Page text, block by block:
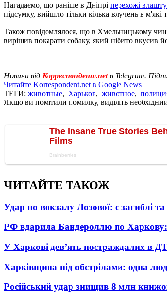
Нагадаємо, що раніше в Дніпрі перехожі
підсумку, вийшло тільки кілька влучень в м'які
Також повідомлялося, що в Хмельницькому
вирішив покарати собаку, який нібито вкусив
Новини від Корреспондент.netв Telegram.
Читайте Korrespondent.net в Google News
ТЕГИ: животные, Харьков, животное,
Якщо ви помітили помилку, виділіть
ЧИТАЙТЕ ТАКОЖ
Удар по вокзалу Лозової: є загиблі
РФ вдарила Бандероллю по
У Харкові дев’ять постраждалих в
Харківщина під обстрілами: одна
Російський удар знищив 8 млн